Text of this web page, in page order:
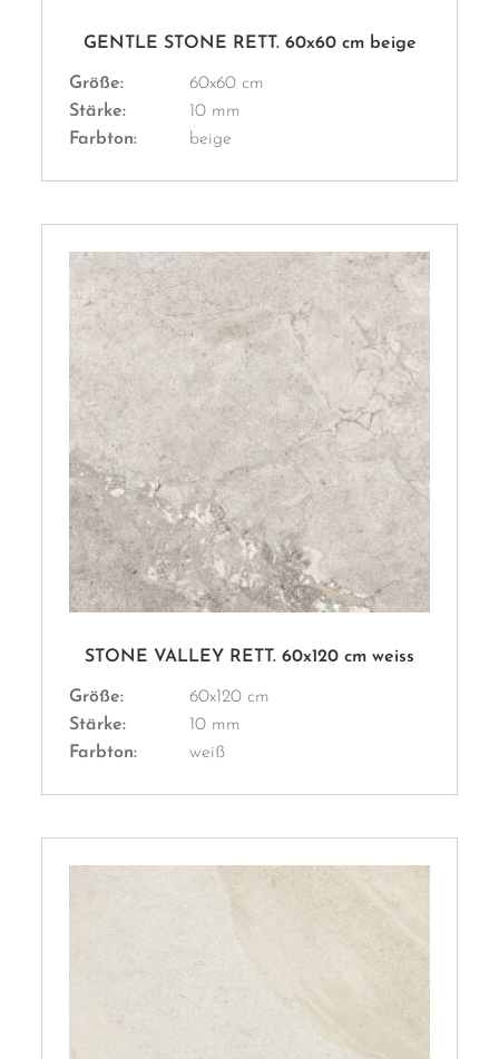
GENTLE STONE RETT. 60x60 cm beige
Größe:
60x60 cm
Stärke:
10 mm
Farbton:
beige
STONE VALLEY RETT. 60x120 cm weiss
Größe:
60x120 cm
Stärke:
10 mm
Farbton:
weiß